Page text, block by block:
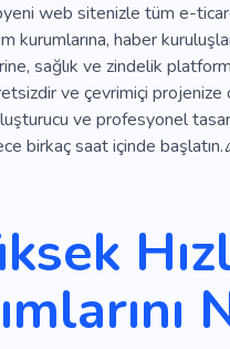
web sitenizle tüm e-
kurumlarına, haber
sağlık ve zindelik
ve çevrimiçi
ve profesyonel
birkaç saat içinde